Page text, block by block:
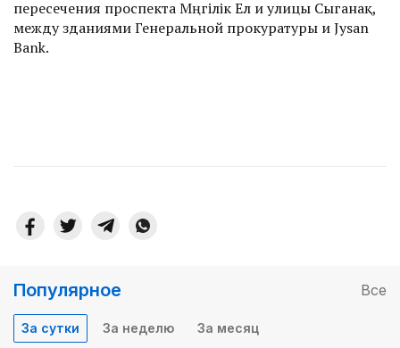
пересечения проспекта Мәңгілік Ел и улицы Сыганақ,
между зданиями Генеральной прокуратуры и Jysan
Bank.
Популярное Все
За сутки За неделю За месяц